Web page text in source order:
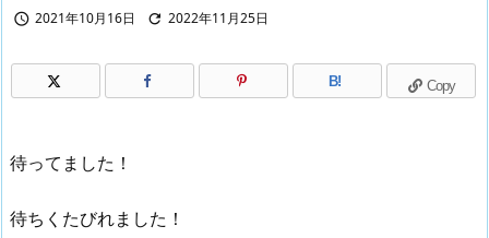
 2021年10月16日  2022年11月25日
B! Copy
待ってました！
待ちくたびれました！